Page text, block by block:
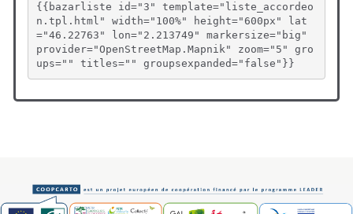
{{bazarliste id="3" template="liste_accordeo
n.tpl.html" width="100%" height="600px" lat
="46.22763" lon="2.213749" markersize="big"
provider="OpenStreetMap.Mapnik" zoom="5" gro
ups="" titles="" groupsexpanded="false"}}